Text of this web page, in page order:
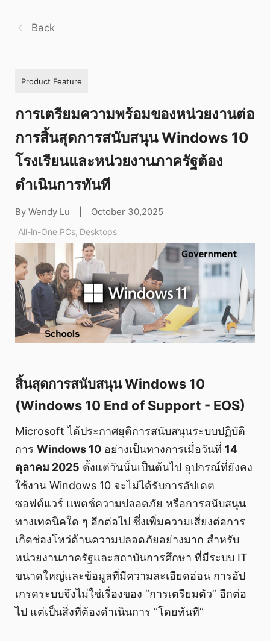
Back
Product Feature
การเตรียมความพร้อมของหน่วยงานต่อ
การสิ้นสุดการสนับสนุน Windows 10
โรงเรียนและหน่วยงานภาครัฐต้อง
ดำเนินการทันที
By Wendy Lu October 30,2025
All-in-One PCs, Desktops
สิ้นสุดการสนับสนุน Windows 10
(Windows 10 End of Support - EOS)
Microsoft ได้ประกาศยุติการสนับสนุนระบบปฏิบัติ
การ Windows 10 อย่างเป็นทางการเมื่อวันที่ 14
ตุลาคม 2025 ตั้งแต่วันนั้นเป็นต้นไป อุปกรณ์ที่ยังคง
ใช้งาน Windows 10 จะไม่ได้รับการอัปเดต
ซอฟต์แวร์ แพตช์ความปลอดภัย หรือการสนับสนุน
ทางเทคนิคใด ๆ อีกต่อไป ซึ่งเพิ่มความเสี่ยงต่อการ
เกิดช่องโหว่ด้านความปลอดภัยอย่างมาก สำหรับ
หน่วยงานภาครัฐและสถาบันการศึกษา ที่มีระบบ IT
ขนาดใหญ่และข้อมูลที่มีความละเอียดอ่อน การอัป
เกรดระบบจึงไม่ใช่เรื่องของ “การเตรียมตัว” อีกต่อ
ไป แต่เป็นสิ่งที่ต้องดำเนินการ “โดยทันที”